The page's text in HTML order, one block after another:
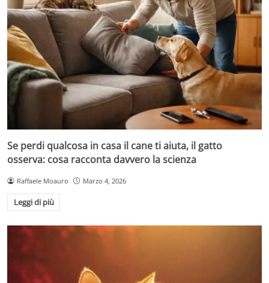
Se perdi qualcosa in casa il cane ti aiuta, il gatto
osserva: cosa racconta davvero la scienza
Raffaele Moauro Marzo 4, 2026
Leggi di più